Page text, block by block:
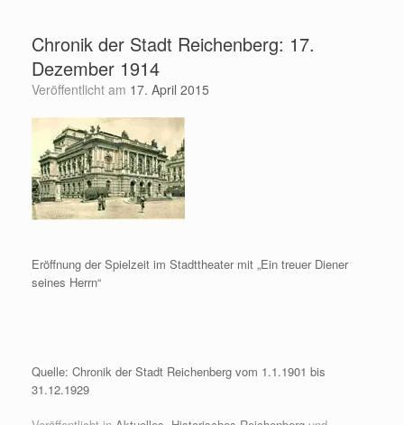
springenChronik der Stadt Reichenberg: 17.
Dezember 1914
Veröffentlicht am 17. April 2015
Eröffnung der Spielzeit im Stadttheater mit „Ein treuer Diener
seines Herrn“
Quelle: Chronik der Stadt Reichenberg vom 1.1.1901 bis
31.12.1929